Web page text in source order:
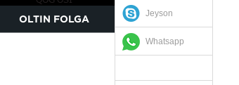
OLTIN FOLGA
Jeyson
Whatsapp